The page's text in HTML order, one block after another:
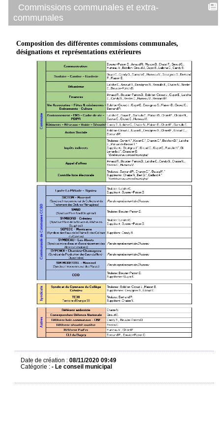
Commissions communales et extra-
communales
Composition des différentes commissions communales,
désignations et représentations extérieures
Date de création : 08/11/2020 09:49
Catégorie : - Le conseil municipal